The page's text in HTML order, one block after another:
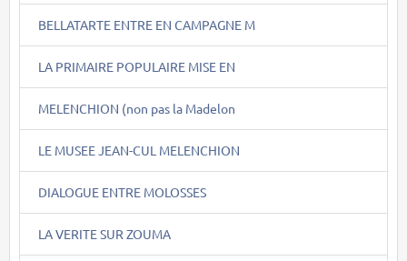
BELLATARTE ENTRE EN CAMPAGNE M
LA PRIMAIRE POPULAIRE MISE EN
MELENCHION (non pas la Madelon
LE MUSEE JEAN-CUL MELENCHION
DIALOGUE ENTRE MOLOSSES
LA VERITE SUR ZOUMA